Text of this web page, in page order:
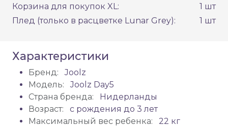
Корзина для покупок XL:
1 шт
Плед (только в расцветке Lunar Grey):
1 шт
Характеристики
Бренд:
Joolz
Модель:
Joolz Day5
Страна бренда:
Нидерланды
Возраст:
с рождения до 3 лет
Максимальный вес ребенка:
22 кг